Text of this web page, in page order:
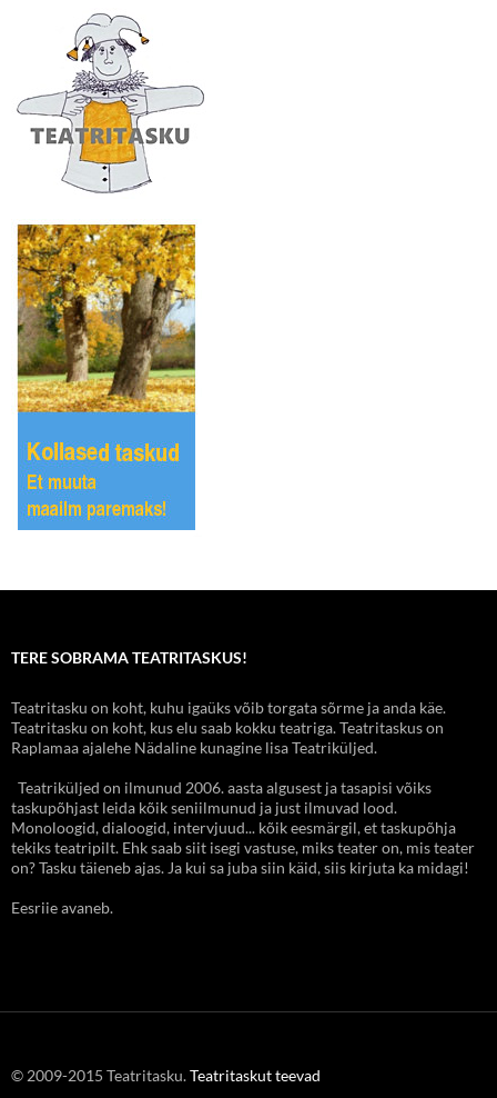
TERE SOBRAMA TEATRITASKUS!
Teatritasku on koht, kuhu igaüks võib torgata sõrme ja anda käe.
Teatritasku on koht, kus elu saab kokku teatriga. Teatritaskus on
Raplamaa ajalehe Nädaline kunagine lisa Teatriküljed.
Teatriküljed on ilmunud 2006. aasta algusest ja tasapisi võiks
taskupõhjast leida kõik seniilmunud ja just ilmuvad lood.
Monoloogid, dialoogid, intervjuud... kõik eesmärgil, et taskupõhja
tekiks teatripilt. Ehk saab siit isegi vastuse, miks teater on, mis teater
on? Tasku täieneb ajas. Ja kui sa juba siin käid, siis kirjuta ka midagi!
Eesriie avaneb.
© 2009-2015 Teatritasku.Teatritaskut teevad